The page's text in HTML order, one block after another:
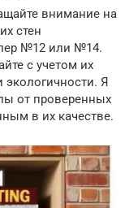
внимание на
стен
№12 или №14.
с учетом их
Я
от проверенных
в их качестве.